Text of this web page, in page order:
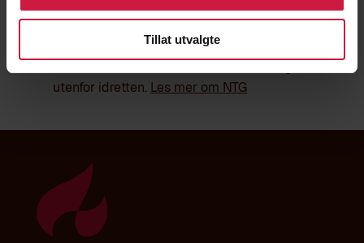
Tillat utvalgte
lærere og trenere. Vi tilbyr over 30 idretter
heltidsansatte trenere, og er stolte av
utenfor idretten. Les mer om NTG